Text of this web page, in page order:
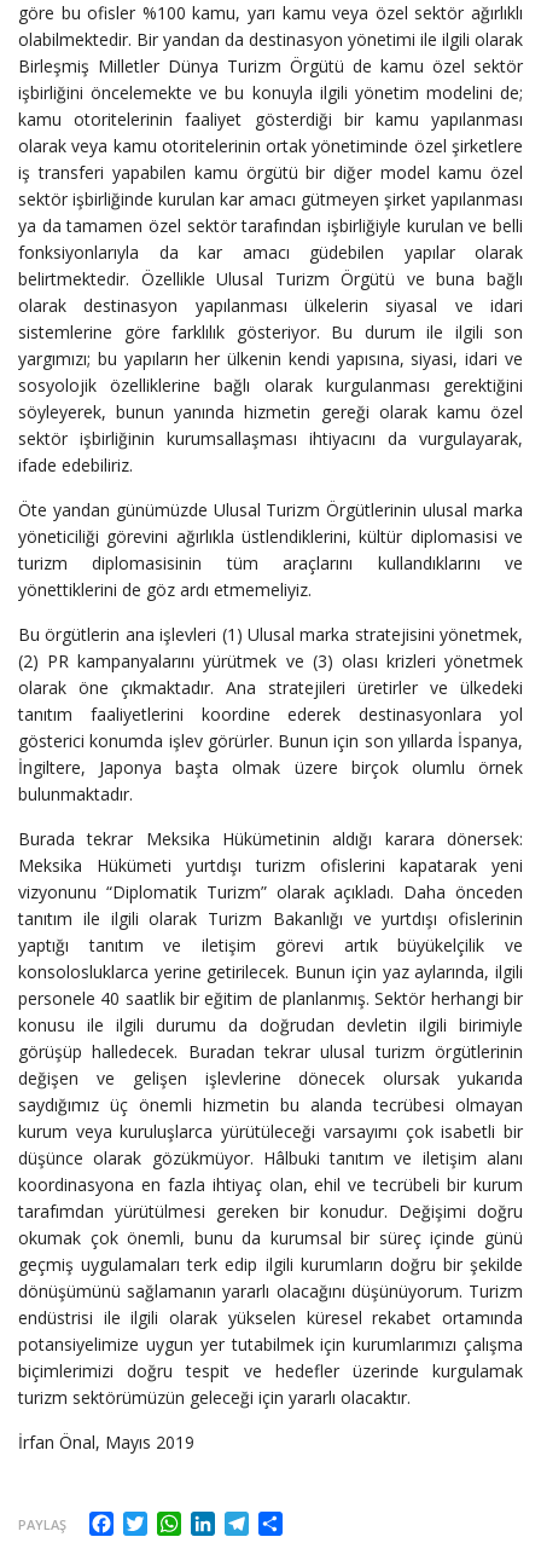
göre bu ofisler %100 kamu, yarı kamu veya özel sektör ağırlıklı
olabilmektedir. Bir yandan da destinasyon yönetimi ile ilgili olarak
Birleşmiş Milletler Dünya Turizm Örgütü de kamu özel sektör
işbirliğini öncelemekte ve bu konuyla ilgili yönetim modelini de;
kamu otoritelerinin faaliyet gösterdiği bir kamu yapılanması
olarak veya kamu otoritelerinin ortak yönetiminde özel şirketlere
iş transferi yapabilen kamu örgütü bir diğer model kamu özel
sektör işbirliğinde kurulan kar amacı gütmeyen şirket yapılanması
ya da tamamen özel sektör tarafından işbirliğiyle kurulan ve belli
fonksiyonlarıyla da kar amacı güdebilen yapılar olarak
belirtmektedir. Özellikle Ulusal Turizm Örgütü ve buna bağlı
olarak destinasyon yapılanması ülkelerin siyasal ve idari
sistemlerine göre farklılık gösteriyor. Bu durum ile ilgili son
yargımızı; bu yapıların her ülkenin kendi yapısına, siyasi, idari ve
sosyolojik özelliklerine bağlı olarak kurgulanması gerektiğini
söyleyerek, bunun yanında hizmetin gereği olarak kamu özel
sektör işbirliğinin kurumsallaşması ihtiyacını da vurgulayarak,
ifade edebiliriz.
Öte yandan günümüzde Ulusal Turizm Örgütlerinin ulusal marka
yöneticiliği görevini ağırlıkla üstlendiklerini, kültür diplomasisi ve
turizm diplomasisinin tüm araçlarını kullandıklarını ve
yönettiklerini de göz ardı etmemeliyiz.
Bu örgütlerin ana işlevleri (1) Ulusal marka stratejisini yönetmek,
(2) PR kampanyalarını yürütmek ve (3) olası krizleri yönetmek
olarak öne çıkmaktadır. Ana stratejileri üretirler ve ülkedeki
tanıtım faaliyetlerini koordine ederek destinasyonlara yol
gösterici konumda işlev görürler. Bunun için son yıllarda İspanya,
İngiltere, Japonya başta olmak üzere birçok olumlu örnek
bulunmaktadır.
Burada tekrar Meksika Hükümetinin aldığı karara dönersek:
Meksika Hükümeti yurtdışı turizm ofislerini kapatarak yeni
vizyonunu “Diplomatik Turizm” olarak açıkladı. Daha önceden
tanıtım ile ilgili olarak Turizm Bakanlığı ve yurtdışı ofislerinin
yaptığı tanıtım ve iletişim görevi artık büyükelçilik ve
konsolosluklarca yerine getirilecek. Bunun için yaz aylarında, ilgili
personele 40 saatlik bir eğitim de planlanmış. Sektör herhangi bir
konusu ile ilgili durumu da doğrudan devletin ilgili birimiyle
görüşüp halledecek. Buradan tekrar ulusal turizm örgütlerinin
değişen ve gelişen işlevlerine dönecek olursak yukarıda
saydığımız üç önemli hizmetin bu alanda tecrübesi olmayan
kurum veya kuruluşlarca yürütüleceği varsayımı çok isabetli bir
düşünce olarak gözükmüyor. Hâlbuki tanıtım ve iletişim alanı
koordinasyona en fazla ihtiyaç olan, ehil ve tecrübeli bir kurum
tarafımdan yürütülmesi gereken bir konudur. Değişimi doğru
okumak çok önemli, bunu da kurumsal bir süreç içinde günü
geçmiş uygulamaları terk edip ilgili kurumların doğru bir şekilde
dönüşümünü sağlamanın yararlı olacağını düşünüyorum. Turizm
endüstrisi ile ilgili olarak yükselen küresel rekabet ortamında
potansiyelimize uygun yer tutabilmek için kurumlarımızı çalışma
biçimlerimizi doğru tespit ve hedefler üzerinde kurgulamak
turizm sektörümüzün geleceği için yararlı olacaktır.
İrfan Önal, Mayıs 2019
PAYLAŞ Facebook
TwitterWhatsApp
LinkedInTelegram